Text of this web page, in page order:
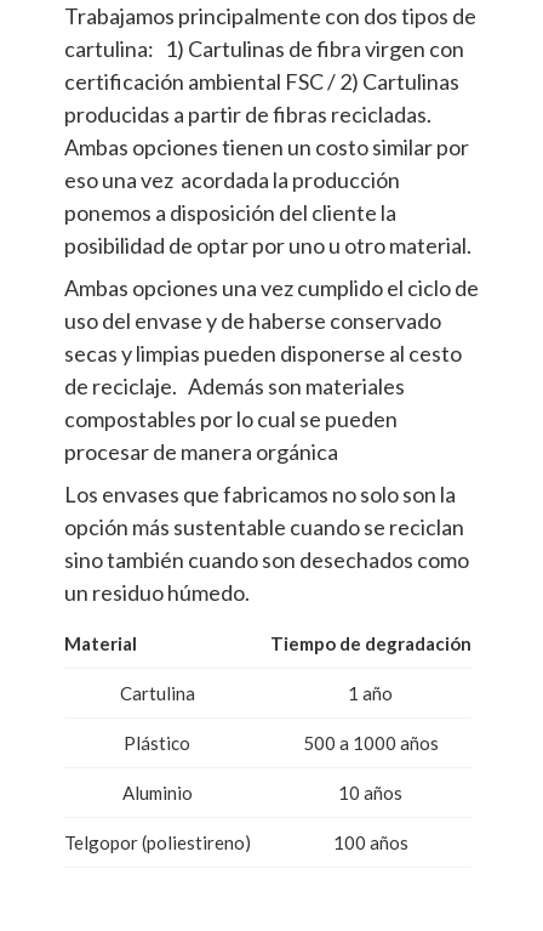
Trabajamos principalmente con dos tipos de
cartulina: 1) Cartulinas de fibra virgen con
certificación ambiental FSC / 2) Cartulinas
producidas a partir de fibras recicladas.
Ambas opciones tienen un costo similar por
eso una vez acordada la producción
ponemos a disposición del cliente la
posibilidad de optar por uno u otro material.
Ambas opciones una vez cumplido el ciclo de
uso del envase y de haberse conservado
secas y limpias pueden disponerse al cesto
de reciclaje. Además son materiales
compostables por lo cual se pueden
procesar de manera orgánica
Los envases que fabricamos no solo son la
opción más sustentable cuando se reciclan
sino también cuando son desechados como
un residuo húmedo.
Material Tiempo de degradación
Cartulina 1 año
Plástico 500 a 1000 años
Aluminio 10 años
Telgopor (poliestireno) 100 años